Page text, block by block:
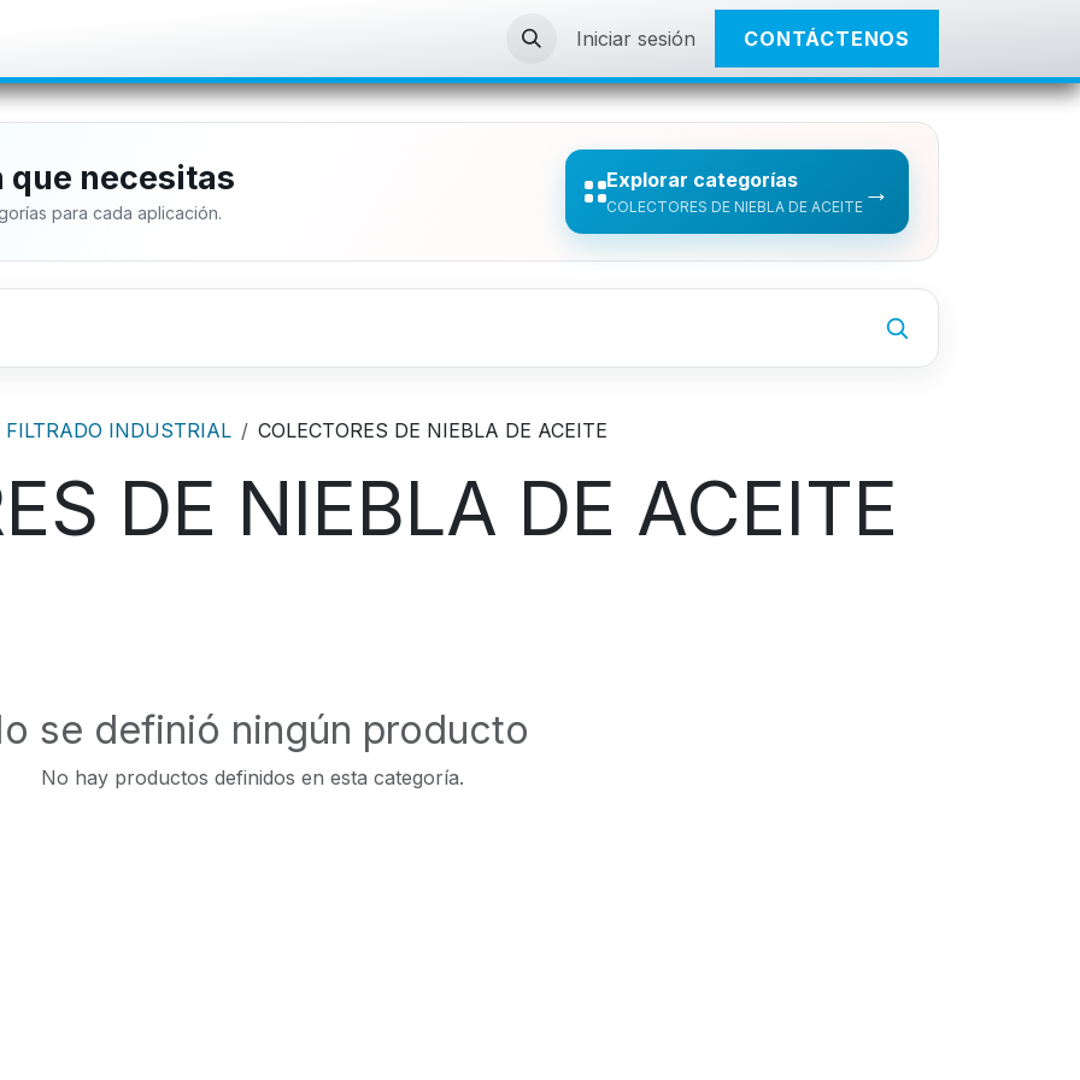
Iniciar sesión CONTÁCTENOS
que necesitas
para cada aplicación.
Explorar categorías
COLECTORES DE NIEBLA DE ACEITE →
INDUSTRIAL COLECTORES DE NIEBLA DE ACEITE
DE NIEBLA DE ACEITE
se definió ningún producto
No hay productos definidos en esta categoría.